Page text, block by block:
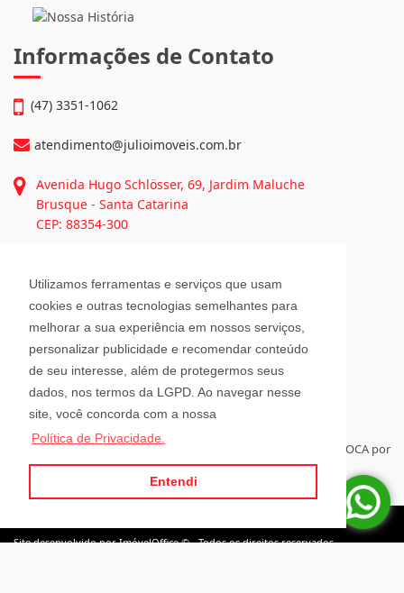
Utilizamos ferramentas e serviços que usam
cookies e outras tecnologias semelhantes para
melhorar a sua experiência em nossos serviços,
personalizar publicidade e recomendar conteúdo
de seu interesse, além de protegermos seus
dados, nos termos da LGPD. Ao navegar nesse
site, você concorda com a nossa
Política de Privacidade.
Entendi
Negócios: • Julio Imóveis Vendas • Julio Imóveis Alugueis • Fex
Continue lendo...
Informações de Contato
(47) 3351-1062
Avenida Hugo Schlösser, 69, Jardim Maluche
CEP: 88354-300
Horário de Atendimento
Segunda a Sexta-Feira
08h00 - 12h00 e 13h30 - 18h00
Sábado
Para administrar seus imóveis á distância, tenha sempre a RELOCA por